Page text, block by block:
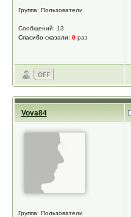
Группа: Пользователи
Сообщений: 13
Спасибо сказали: 0раз
Vova84
Группа: Пользователи